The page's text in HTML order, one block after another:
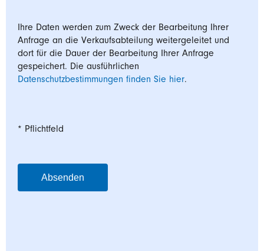
Ihre Daten werden zum Zweck der Bearbeitung Ihrer
Anfrage an die Verkaufsabteilung weitergeleitet und
dort für die Dauer der Bearbeitung Ihrer Anfrage
gespeichert. Die ausführlichen
Datenschutzbestimmungen finden Sie hier.
* Pflichtfeld
Absenden